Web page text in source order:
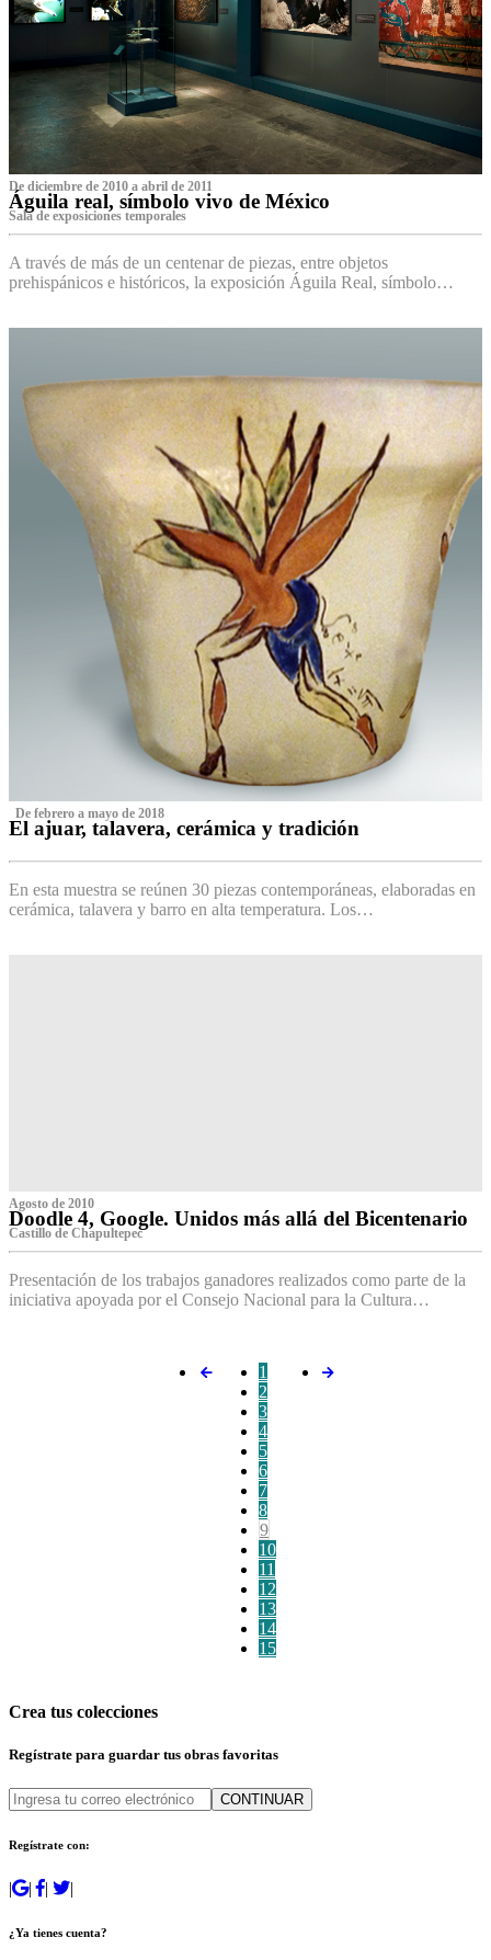
De diciembre de 2010 a abril de 2011
Águila real, símbolo vivo de México
Sala de exposiciones temporales
A través de más de un centenar de piezas, entre objetos
prehispánicos e históricos, la exposición Águila Real, símbolo…
‌ De febrero a mayo de 2018
El ajuar, talavera, cerámica y tradición
En esta muestra se reúnen 30 piezas contemporáneas, elaboradas en
cerámica, talavera y barro en alta temperatura. Los…
Agosto de 2010
Doodle 4, Google. Unidos más allá del Bicentenario
Castillo de Chapultepec
Presentación de los trabajos ganadores realizados como parte de la
iniciativa apoyada por el Consejo Nacional para la Cultura…
1
2
3
4
5
6
7
8
9
10
11
12
13
14
15
Crea tus colecciones
Regístrate para guardar tus obras favoritas
CONTINUAR
Regístrate con:
| | | |
¿Ya tienes cuenta?